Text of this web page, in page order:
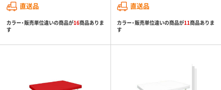
直送品
カラー・販売単位違いの商品が16商品ありま
す
直送品
カラー・販売単位違いの商品が11商品ありま
す